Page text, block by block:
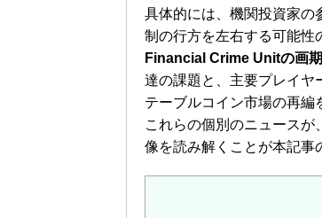
具体的には、機関投資家の
制の行方を左右する可能性
Financial Crime Unitの画
達の課題と、主要プレイヤ
テーブルコイン市場の再編
これらの個別のニュース
像を読み解くことが本記事